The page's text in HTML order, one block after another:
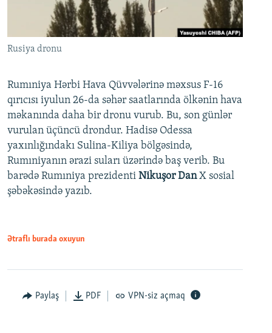
Rusiya dronu
Rumıniya Hərbi Hava Qüvvələrinə məxsus F-16
qırıcısı iyulun 26-da səhər saatlarında ölkənin hava
məkanında daha bir dronu vurub. Bu, son günlər
vurulan üçüncü drondur. Hadisə Odessa
yaxınlığındakı Sulina-Kiliya bölgəsində,
Rumıniyanın ərazi suları üzərində baş verib. Bu
barədə Rumıniya prezidenti Nikuşor DanX sosial
şəbəkəsində yazıb.
Ətraflı burada oxuyun
Paylaş PDF VPN-siz açmaq